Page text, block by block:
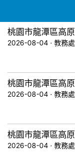
2026-08-04 · 教務處
2026-08-04 · 教務處
2026-08-04 · 教務處